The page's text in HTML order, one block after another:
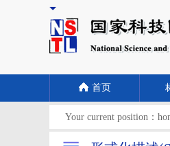
首页
Your current position：